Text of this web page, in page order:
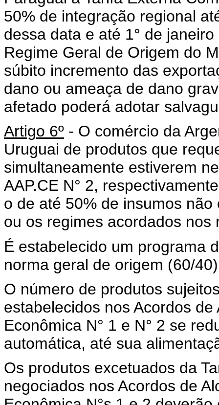
50% de integração regional
dessa data e até 1° de
Regime Geral de Origem do
súbito incremento das
dano ou ameaça de dano
afetado poderá adotar
Artigo 6º - O comércio da
Uruguai de produtos que
simultaneamente estiverem
AAP.CE N° 2,
o de até 50% de insumos
ou os regimes acordados nos
É estabelecido um programa
norma geral de origem (60/
O número de produtos
estabelecidos nos Acordos
Econômica N° 1 e N° 2 se
automática, até sua
Os produtos excetuados da
negociados nos Acordos de